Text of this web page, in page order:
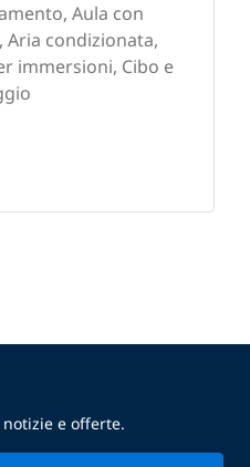
Aula con
condizionata,
immersioni, Cibo e
e offerte.